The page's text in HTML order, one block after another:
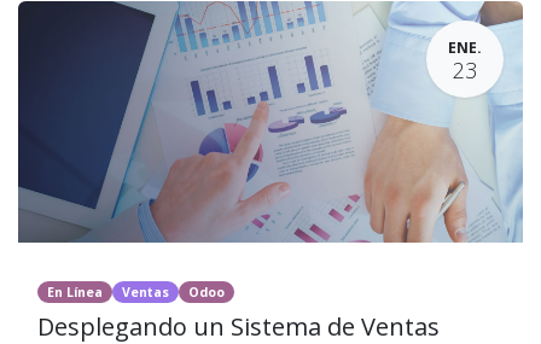
ENE.
23
En Línea Ventas Odoo
Desplegando un Sistema de Ventas